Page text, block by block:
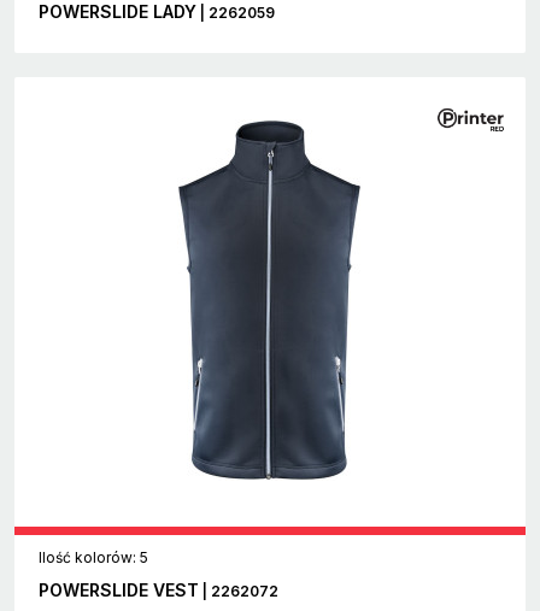
POWERSLIDE LADY | 2262059
Ilość kolorów: 5
POWERSLIDE VEST | 2262072